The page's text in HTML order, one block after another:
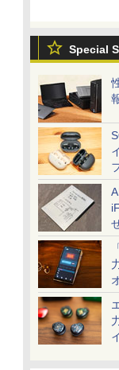
「おもちも
Special